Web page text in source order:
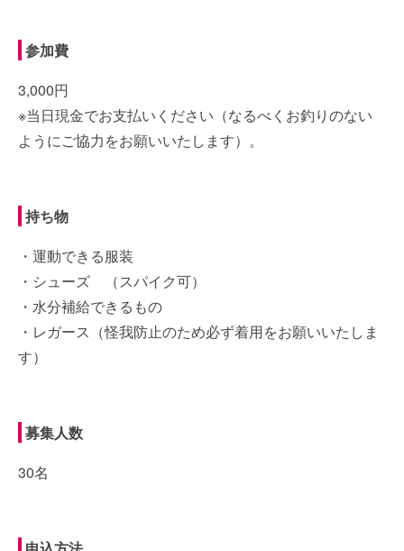
参加費
3,000円
※当日現金でお支払いください（なるべくお釣りのない
ようにご協力をお願いいたします）。
持ち物
・運動できる服装
・シューズ （スパイク可）
・水分補給できるもの
・レガース（怪我防止のため必ず着用をお願いいたしま
す）
募集人数
30名